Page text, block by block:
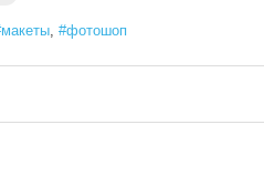
макеты фотошоп